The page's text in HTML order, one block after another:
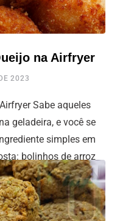
na Airfryer
2023
Sabe aqueles
geladeira, e você se
simples em
bolinhos de arroz
uma receita fácil,
de dar nova vida